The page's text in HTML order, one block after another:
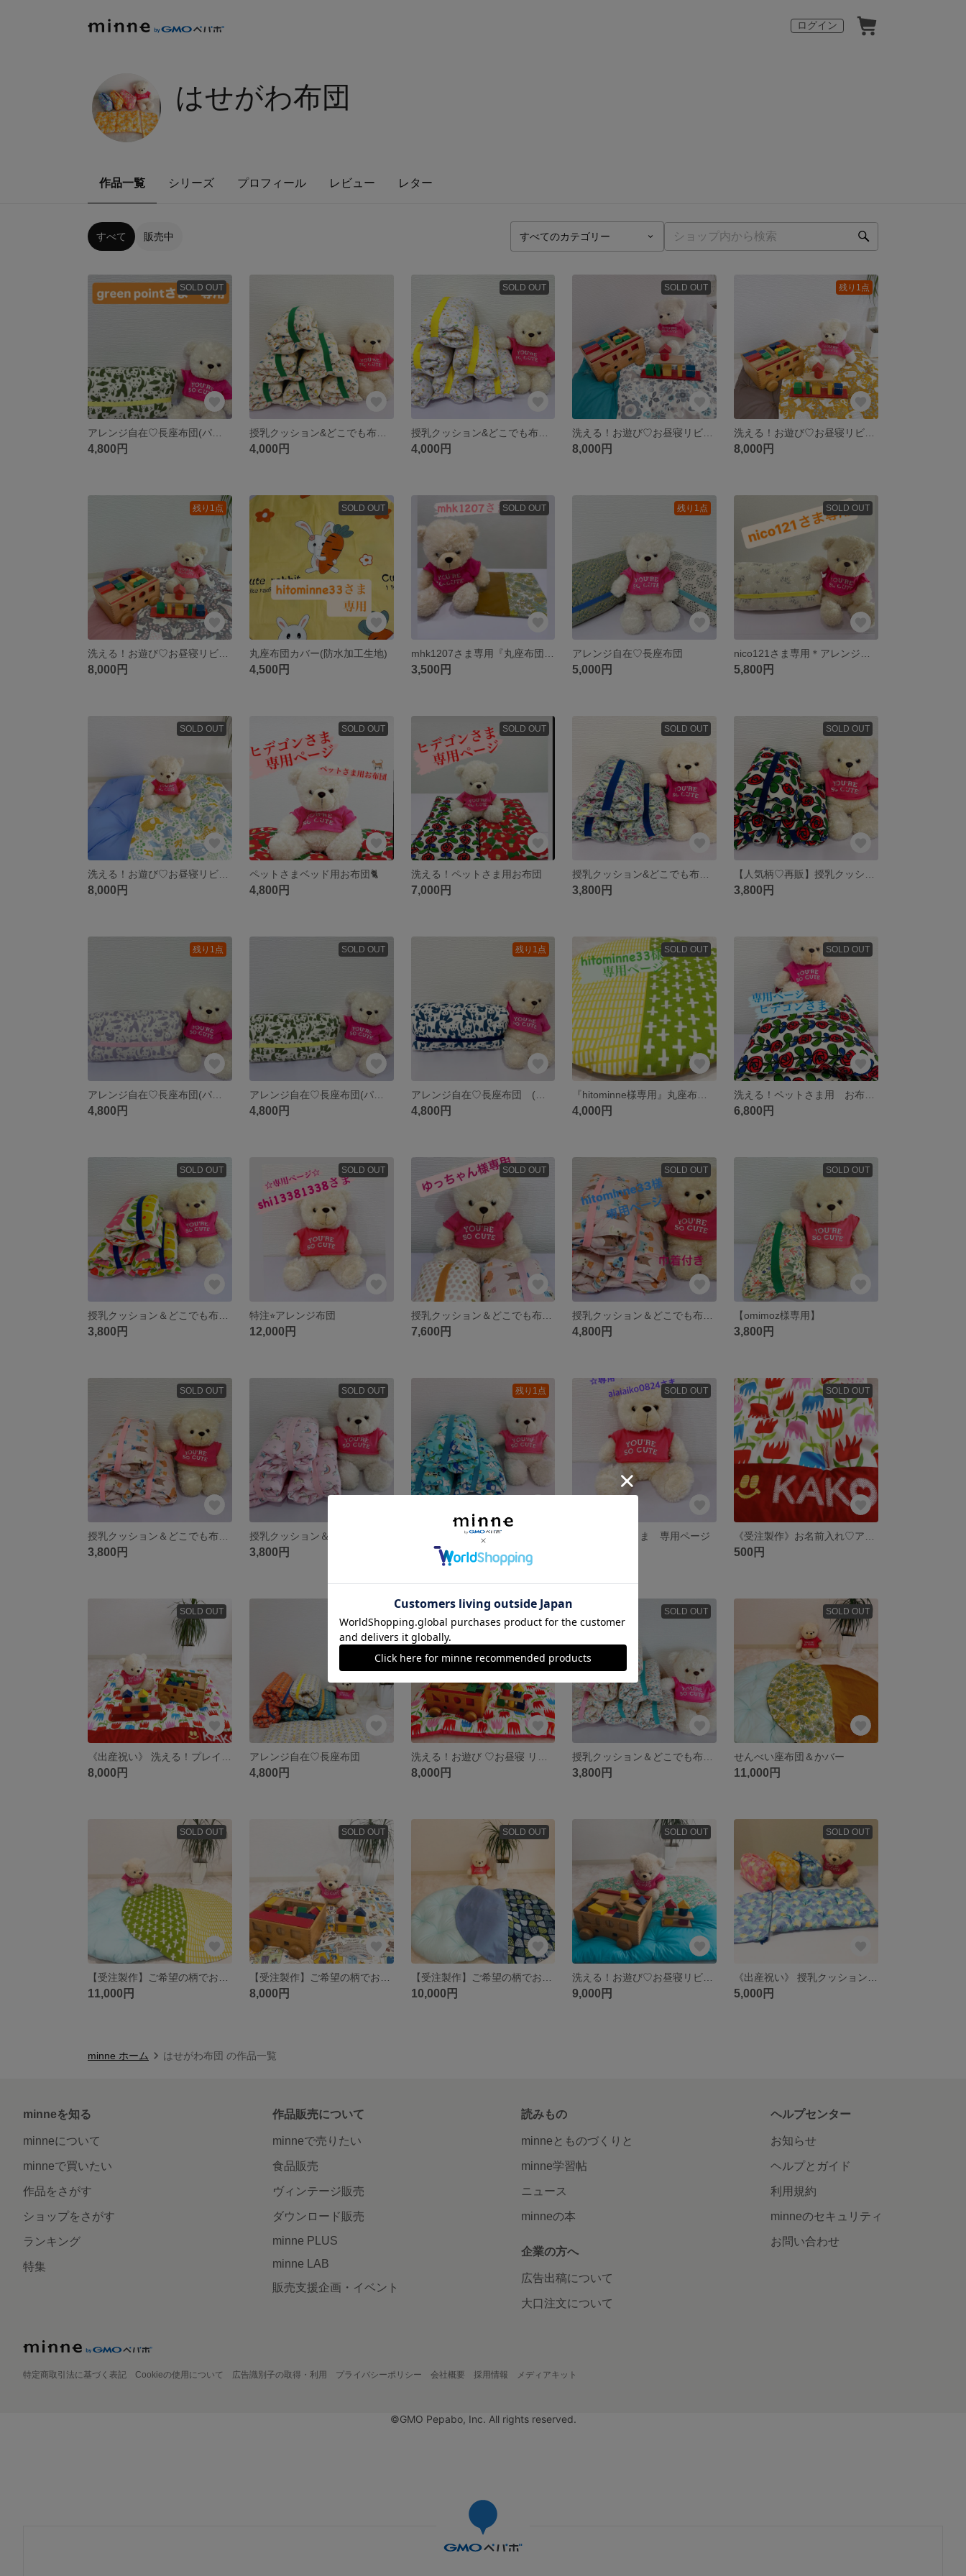
ログイン
はせがわ布団
作品一覧 シリーズ プロフィール レビュー レター
すべて 販売中
SOLD OUT
4,800円
授乳クッション&どこでも布団(簡単ゴム止め)
4,000円
SOLD OUT
授乳クッション&どこでも布団(簡単ゴム止め)
4,000円
SOLD OUT
8,000円
残り1点
8,000円
残り1点
8,000円
SOLD OUT
丸座布団カバー(防水加工生地)
4,500円
SOLD OUT
3,500円
残り1点
アレンジ自在♡長座布団
5,000円
SOLD OUT
5,800円
SOLD OUT
8,000円
SOLD OUT
ペットさまベッド用お布団🐈
4,800円
SOLD OUT
洗える！ペットさま用お布団
7,000円
SOLD OUT
3,800円
SOLD OUT
3,800円
残り1点
4,800円
SOLD OUT
アレンジ自在♡長座布団(パンダ)
4,800円
残り1点
4,800円
SOLD OUT
4,000円
SOLD OUT
6,800円
SOLD OUT
3,800円
SOLD OUT
特注⭐︎アレンジ布団
12,000円
SOLD OUT
授乳クッション＆どこでも布団(簡単ゴム止め)
7,600円
SOLD OUT
4,800円
SOLD OUT
【omimoz様専用】
3,800円
SOLD OUT
3,800円
SOLD OUT
3,800円
残り1点
3,800円
SOLD OUT
aiaiaiko0824さま 専用ページ
SOLD OUT
500円
SOLD OUT
8,000円
アレンジ自在♡長座布団
4,800円
SOLD OUT
8,000円
SOLD OUT
3,800円
SOLD OUT
せんべい座布団＆かバー
11,000円
SOLD OUT
11,000円
SOLD OUT
8,000円
SOLD OUT
10,000円
SOLD OUT
9,000円
SOLD OUT
5,000円
minne ホーム はせがわ布団 の作品一覧
minneを知る
minneについて
minneで買いたい
作品をさがす
ショップをさがす
ランキング
特集
作品販売について
minneで売りたい
食品販売
ヴィンテージ販売
ダウンロード販売
minne PLUS
minne LAB
販売支援企画・イベント
読みもの
minneとものづくりと
minne学習帖
ニュース
minneの本
企業の方へ
広告出稿について
大口注文について
ヘルプセンター
お知らせ
ヘルプとガイド
利用規約
minneのセキュリティ
お問い合わせ
特定商取引法に基づく表記 Cookieの使用について 広告識別子の取得・利用 プライバシーポリシー 会社概要 採用情報 メディアキット
©GMO Pepabo, Inc. All rights reserved.